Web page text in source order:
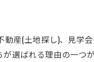
動産(土地探し)、見学
選ばれる理由の一つ